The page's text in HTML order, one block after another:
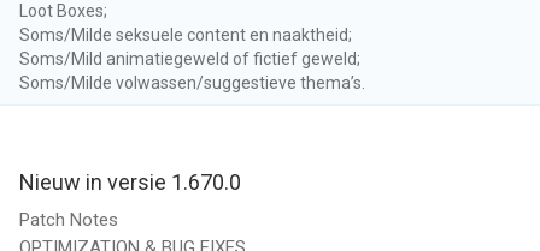
- PLEASE NOTE -
Top War: Battle Game is free-to-play, however, some game
items can also be purchased for real money (including random
- FOLLOW US -
Loot Boxes;
Soms/Milde seksuele content en naaktheid;
Soms/Mild animatiegeweld of fictief geweld;
Soms/Milde volwassen/suggestieve thema’s.
Nieuw in versie 1.670.0
Patch Notes